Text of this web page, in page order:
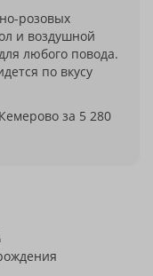
розовых
и воздушной
любого повода.
по вкусу
за 5 280